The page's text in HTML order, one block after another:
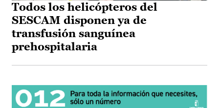
Todos los helicópteros del
SESCAM disponen ya de
transfusión sanguínea
prehospitalaria